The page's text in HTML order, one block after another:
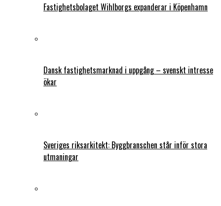
Fastighetsbolaget Wihlborgs expanderar i Köpenhamn
Dansk fastighetsmarknad i uppgång – svenskt intresse
ökar
Sveriges riksarkitekt: Byggbranschen står inför stora
utmaningar